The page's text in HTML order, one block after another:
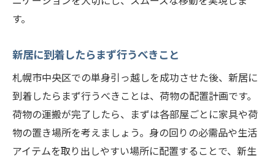
す。
新居に到着したらまず行うべきこと
札幌市中央区での単身引っ越しを成功させた後、新居に
到着したらまず行うべきことは、荷物の配置計画です。
荷物の運搬が完了したら、まずは各部屋ごとに家具や荷
物の置き場所を考えましょう。身の回りの必需品や生活
アイテムを取り出しやすい場所に配置することで、新生